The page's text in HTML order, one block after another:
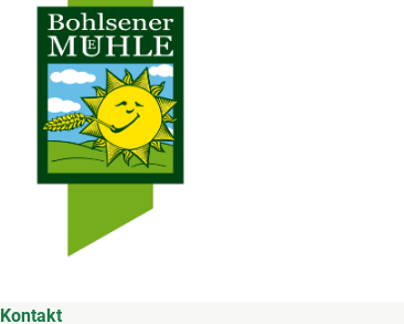
Kontakt